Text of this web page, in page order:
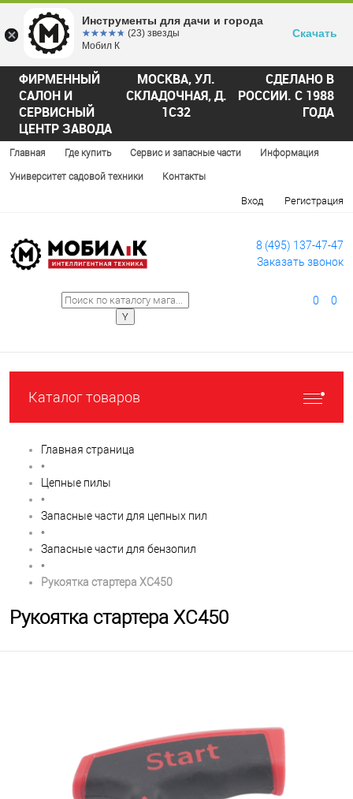
ФИРМЕННЫЙ
САЛОН И
СЕРВИСНЫЙ
ЦЕНТР ЗАВОДА
МОСКВА, УЛ.
СКЛАДОЧНАЯ, Д.
1С32
СДЕЛАНО В
РОССИИ. С 1988
ГОДА
Главная Где купить Сервис и запасные части Информация
Университет садовой техники Контакты
Вход Регистрация
8 (495) 137-47-47
Заказать звонок
0 0
Каталог товаров
Главная страница
•
Цепные пилы
•
Запасные части для цепных пил
•
Запасные части для бензопил
•
Рукоятка стартера XC450
Рукоятка стартера XC450
Инструменты для дачи и города
☆☆☆☆☆
★★★★★ (23) звезды
Мобил К
Скачать